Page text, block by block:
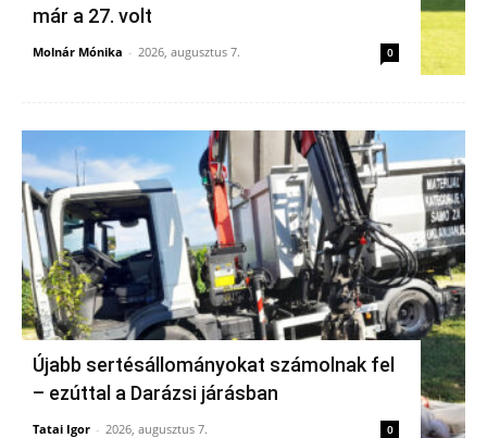
már a 27. volt
Molnár Mónika - 2026, augusztus 7. 0
Újabb sertésállományokat számolnak fel
– ezúttal a Darázsi járásban
Tatai Igor - 2026, augusztus 7. 0